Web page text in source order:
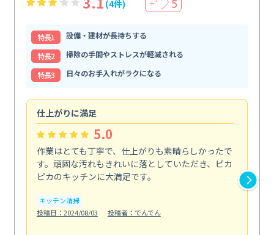
(4件) ＋ 5
特⻑1
設備・建材が長持ちする
特⻑2
掃除の手間やストレスが軽減される
特⻑3
日々のお手入れがラクになる
仕上がりに満足
5.0
作業はとても丁寧で、仕上がりも素晴らしかったで
す。頑固な汚れもきれいに落としていただき、ピカ
ピカのキッチンに大満足です。
キッチン清掃
投稿日：2024/08/03
投稿者：でんでん